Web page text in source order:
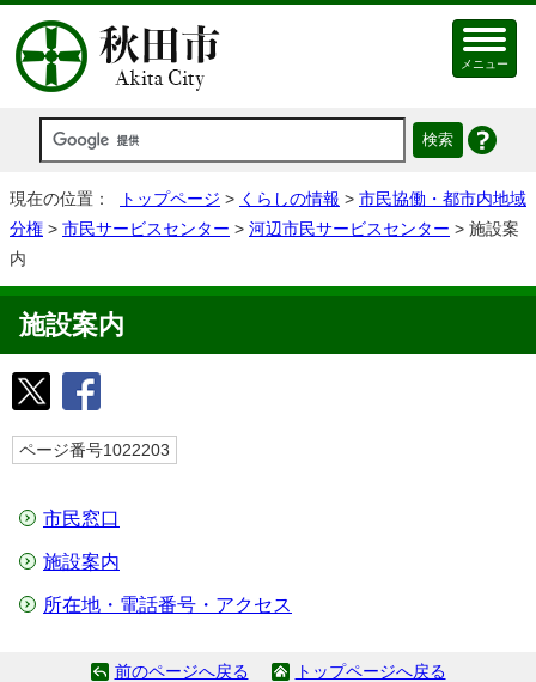
メニュー
現在の位置： トップページ > くらしの情報 > 市民協働・都市内地域
分権 > 市民サービスセンター > 河辺市民サービスセンター > 施設案
内
施設案内
ページ番号1022203
市民窓口
施設案内
所在地・電話番号・アクセス
前のページへ戻る トップページへ戻る